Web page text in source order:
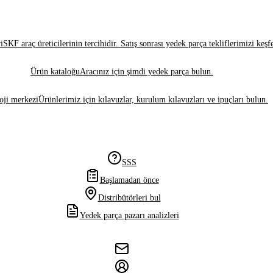
SKF araç üreticilerinin tercihidir. Satış sonrası yedek parça tekliflerimizi
Ürün kataloğuAracınız için şimdi yedek parça bulun.
merkeziÜrünlerimiz için kılavuzlar, kurulum kılavuzları ve ipuçları bulun.
SSS
Başlamadan önce
Distribütörleri bul
Yedek parça pazarı analizleri